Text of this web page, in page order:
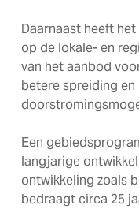
Daarnaast heeft
op de lokale- en
van het aanbod
betere spreiding en
Een
langjarige
ontwikkeling zoals
bedraagt circa 25